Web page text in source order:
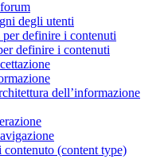
degli utenti
definire i contenuti
definire i contenuti
dell’informazione
(content type)